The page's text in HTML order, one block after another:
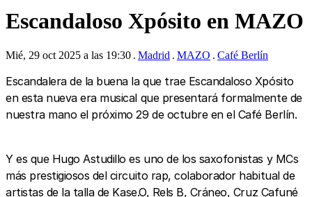
Escandaloso Xpósito en MAZO
Mié, 29 oct 2025 a las 19:30 Madrid MAZO Café Berlín
Escandalera de la buena la que trae Escandaloso Xpósito
en esta nueva era musical que presentará formalmente de
nuestra mano el próximo 29 de octubre en el Café Berlín.
Y es que Hugo Astudillo es uno de los saxofonistas y MCs
más prestigiosos del circuito rap, colaborador habitual de
artistas de la talla de Kase.O, Rels B, Cráneo, Cruz Cafuné